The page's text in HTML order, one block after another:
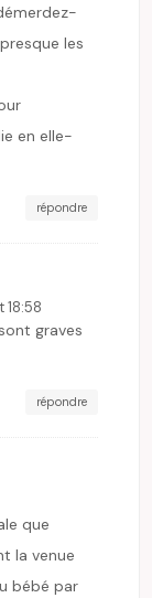
les
en elle-
répondre
graves
répondre
que
la venue
bébé par